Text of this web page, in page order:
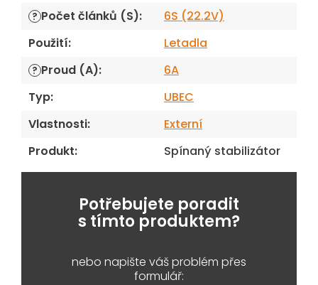
? Počet článků (S):
6S (22.2V)
Použití: Letadla
? Proud (A):
6A
Typ:
UBEC
Vlastnosti:
Externí
Produkt: Spínaný stabilizátor
Potřebujete poradit
s tímto produktem?
nebo napište váš problém přes
formulář: